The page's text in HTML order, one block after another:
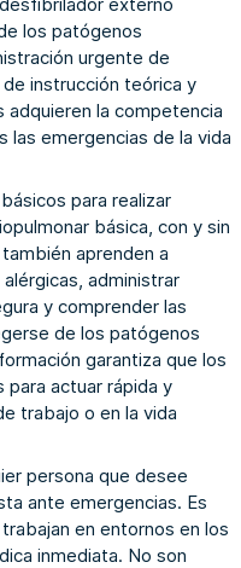
los patógenos
urgente de
instrucción teórica y
la competencia
las emergencias de la vida
para realizar
básica, con y sin
aprenden a
administrar
y comprender las
de los patógenos
garantiza que los
actuar rápida y
trabajo o en la vida
persona que desee
ante emergencias. Es
en entornos en los
inmediata. No son